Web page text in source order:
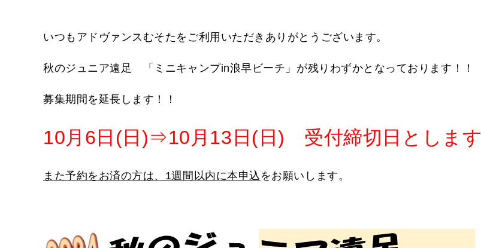
いつもアドヴァンスむそたをご利用いただきありがとうございます。
秋のジュニア遠足 「ミニキャンプin浪早ビーチ」が残りわずかとなっております！！
募集期間を延長します！！
10月6日(日)⇒10月13日(日) 受付締切日とします
また予約をお済の方は、1週間以内に本申込 をお願いします。